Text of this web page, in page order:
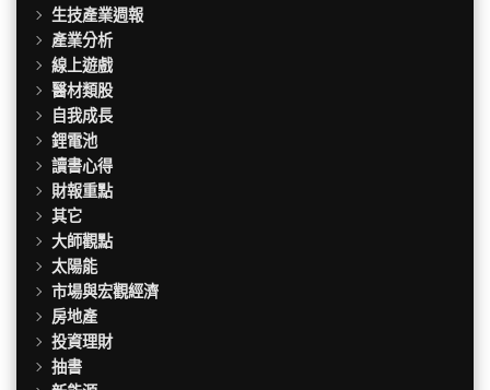
生技產業週報
產業分析
線上遊戲
醫材類股
自我成長
鋰電池
讀書心得
財報重點
其它
大師觀點
太陽能
市場與宏觀經濟
房地產
投資理財
抽書